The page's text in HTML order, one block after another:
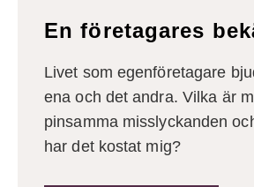
En företagares
Livet som egenföretagare
ena och det andra. Vilka är
pinsamma misslyckanden
har det kostat mig?